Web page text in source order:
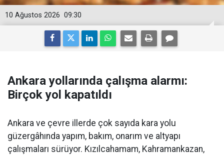
09:30
10 Ağustos 2026
Ankara yollarında çalışma alarmı:
Birçok yol kapatıldı
Ankara ve çevre illerde çok sayıda kara yolu
güzergâhında yapım, bakım, onarım ve altyapı
çalışmaları sürüyor. Kızılcahamam, Kahramankazan,